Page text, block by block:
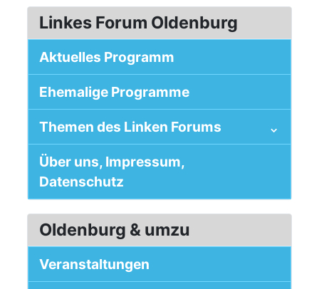
Linkes Forum Oldenburg
Aktuelles Programm
Ehemalige Programme
Themen des Linken Forums
Über uns, Impressum,
Datenschutz
Oldenburg & umzu
Veranstaltungen